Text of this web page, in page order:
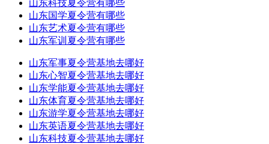
山东科技夏令营有哪些
山东国学夏令营有哪些
山东艺术夏令营有哪些
山东军训夏令营有哪些
山东军事夏令营基地去哪好
山东心智夏令营基地去哪好
山东学能夏令营基地去哪好
山东体育夏令营基地去哪好
山东游学夏令营基地去哪好
山东英语夏令营基地去哪好
山东科技夏令营基地去哪好